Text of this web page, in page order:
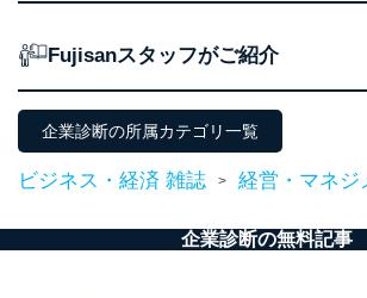
当社の定期購読サ
の方の個人情報
ス、キャンペーン
のため
個人が特定できな
閲覧履歴や購買履歴
析して、趣味・嗜好
応じた新商品・サー
広告のため
質向上のため
Fujisanスタッフがご紹介
企業診断の所属カテゴリ一覧
ビジネス・経済 雑誌 > 経営・マネジ
企業診断の無料記事